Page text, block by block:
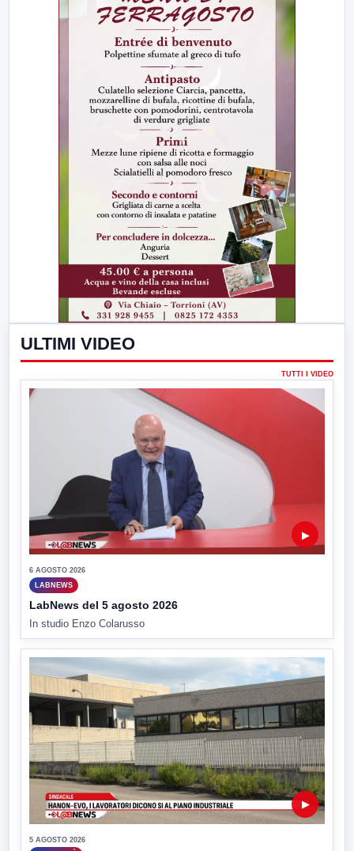
ULTIMI VIDEO
TUTTI I VIDEO
▶
6 AGOSTO 2026
LABNEWS
LabNews del 5 agosto 2026
In studio Enzo Colarusso
▶
5 AGOSTO 2026